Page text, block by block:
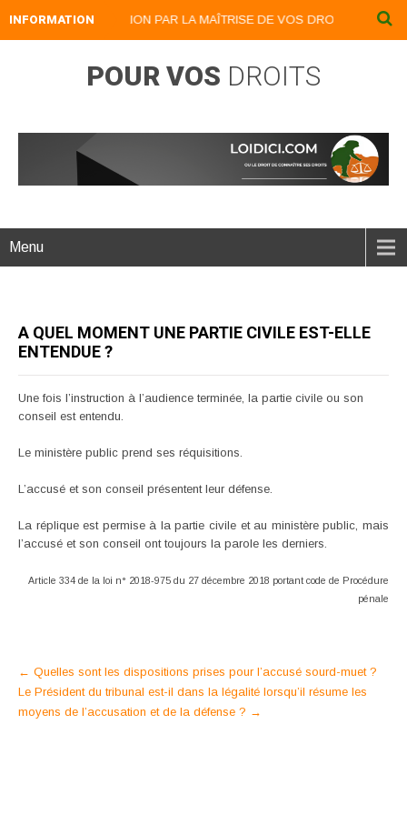
INFORMATION
DEVENEZ UN LION PAR LA MAÎTRISE DE VOS DROITS :
POUR VOS DROITS
Menu
A QUEL MOMENT UNE PARTIE CIVILE EST-ELLE
ENTENDUE ?
Une fois l’instruction à l’audience terminée, la partie civile ou son
conseil est entendu.
Le ministère public prend ses réquisitions.
L’accusé et son conseil présentent leur défense.
La réplique est permise à la partie civile et au ministère public, mais
l’accusé et son conseil ont toujours la parole les derniers.
Article 334 de la loi n° 2018-975 du 27 décembre 2018 portant code de Procédure
pénale
Post
navigation
← Quelles sont les dispositions prises pour l’accusé sourd-muet ?
Le Président du tribunal est-il dans la légalité lorsqu’il résume les
moyens de l’accusation et de la défense ? →